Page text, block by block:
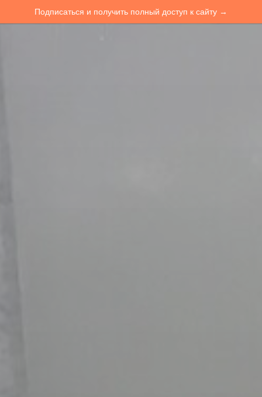
Подписаться и получить полный доступ к сайту →